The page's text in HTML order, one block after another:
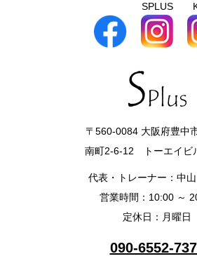
SPLUS
〒560-0084 大阪府豊中
南町2-6-12 トーエイビ
代表・トレーナー：中山
営業時間：10:00 ～
定休日：月曜日
090-6552-